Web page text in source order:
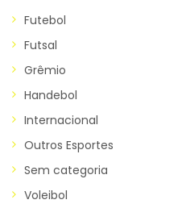
Futebol
Futsal
Grêmio
Handebol
Internacional
Outros Esportes
Sem categoria
Voleibol